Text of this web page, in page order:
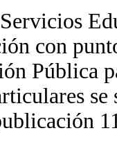
con
Pública